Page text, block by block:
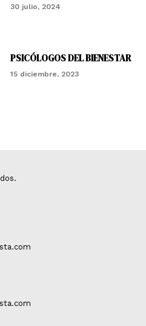
30 julio, 2024
PSICÓLOGOS DEL BIENESTAR
15 diciembre, 2023